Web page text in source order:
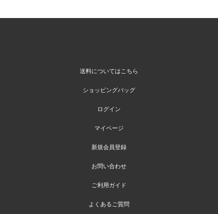
送料についてはこちら
ショッピングバッグ
ログイン
マイページ
新規会員登録
お問い合わせ
ご利用ガイド
よくあるご質問